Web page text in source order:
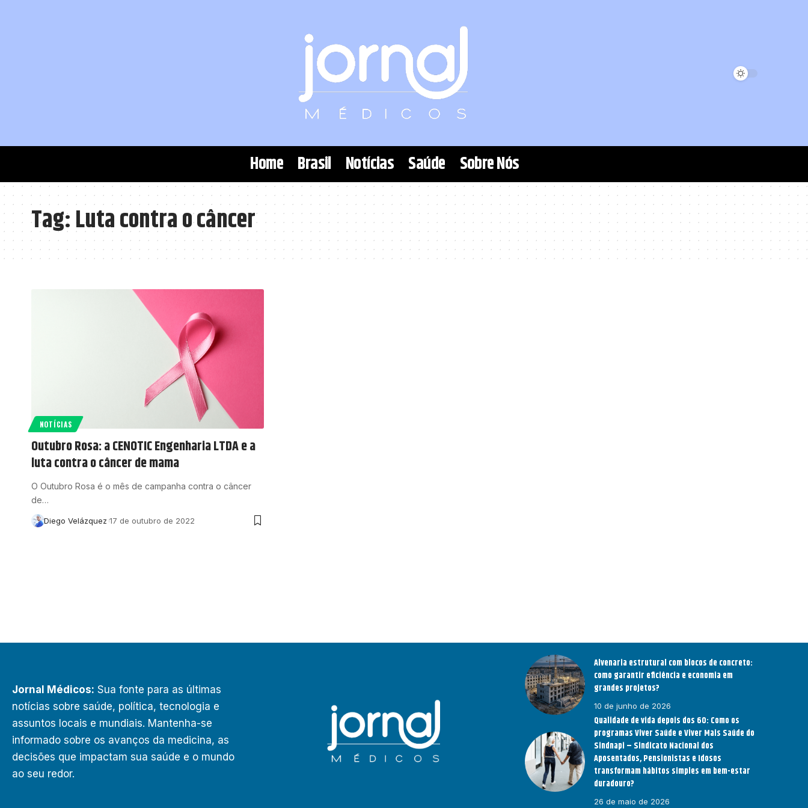
Home Brasil Notícias Saúde Sobre Nós
Tag:Luta contra o câncer
NOTÍCIAS
Outubro Rosa: a CENOTIC Engenharia LTDA e a
luta contra o câncer de mama
O Outubro Rosa é o mês de campanha contra o câncer
de…
Diego Velázquez 17 de outubro de 2022
Jornal Médicos: Sua fonte para as últimas
notícias sobre saúde, política, tecnologia e
assuntos locais e mundiais. Mantenha-se
informado sobre os avanços da medicina, as
decisões que impactam sua saúde e o mundo
ao seu redor.
Alvenaria estrutural com blocos de concreto:
como garantir eficiência e economia em
grandes projetos?
10 de junho de 2026
Qualidade de vida depois dos 60: Como os
programas Viver Saúde e Viver Mais Saúde do
Sindnapi – Sindicato Nacional dos
Aposentados, Pensionistas e Idosos
transformam hábitos simples em bem-estar
duradouro?
26 de maio de 2026